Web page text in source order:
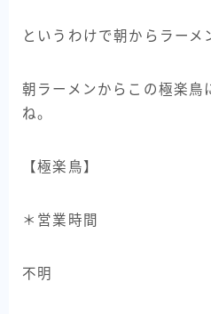
というわけで朝からラーメ
朝ラーメンからこの極楽鳥
ね。
【極楽鳥】
＊営業時間
不明